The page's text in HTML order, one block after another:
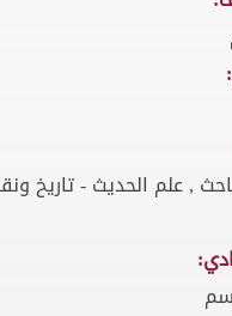
, علم الحديث - تاريخ